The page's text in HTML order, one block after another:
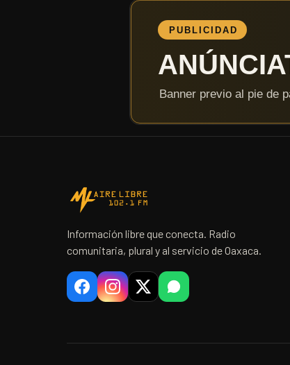
Información libre que conecta. Radio
comunitaria, plural y al servicio de Oaxaca.